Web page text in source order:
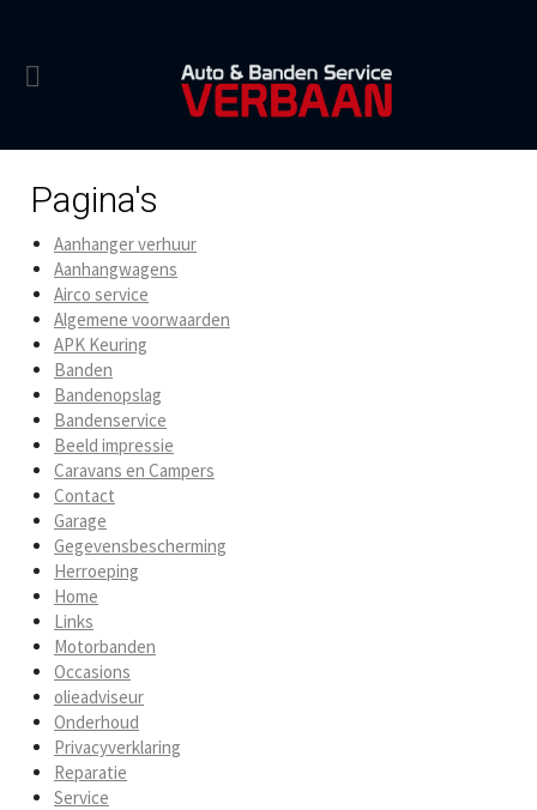
Pagina's
Aanhanger verhuur
Aanhangwagens
Airco service
Algemene voorwaarden
APK Keuring
Banden
Bandenopslag
Bandenservice
Beeld impressie
Caravans en Campers
Contact
Garage
Gegevensbescherming
Herroeping
Home
Links
Motorbanden
Occasions
olieadviseur
Onderhoud
Privacyverklaring
Reparatie
Service